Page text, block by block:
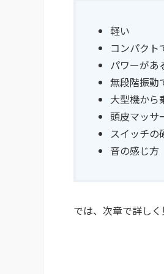
軽い
コンパクト
パワーがあ
無段階振動
大型機から
頭皮マッサ
スイッチの
音の感じ方
では、次章で詳しく